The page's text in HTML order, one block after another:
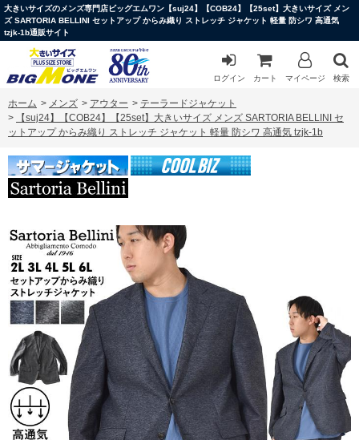
大きいサイズのメンズ専門店ビッグエムワン【suj24】【COB24】【25set】大きいサイズ メン
ズ SARTORIA BELLINI セットアップ からみ織り ストレッチ ジャケット 軽量 防シワ 高通気
tzjk-1b通販サイト
ログイン カート マイページ 検索
ホーム > メンズ > アウター > テーラードジャケット
>
【suj24】【COB24】【25set】大きいサイズ メンズ SARTORIA BELLINI セ
ットアップ からみ織り ストレッチ ジャケット 軽量 防シワ 高通気 tzjk-1b